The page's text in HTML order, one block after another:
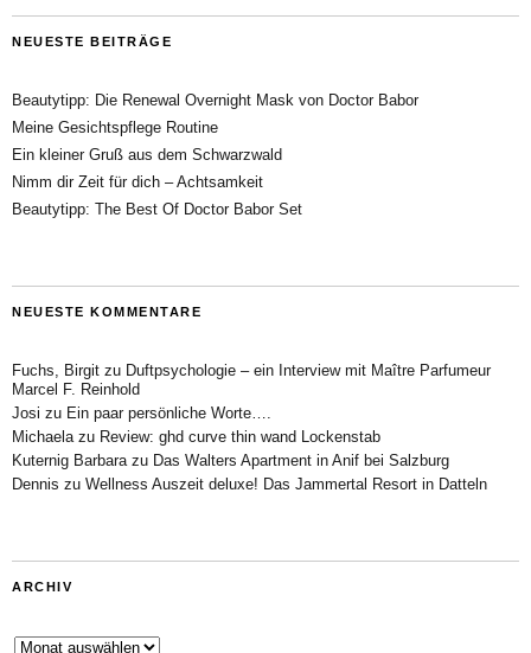
NEUESTE BEITRÄGE
Beautytipp: Die Renewal Overnight Mask von Doctor Babor
Meine Gesichtspflege Routine
Ein kleiner Gruß aus dem Schwarzwald
Nimm dir Zeit für dich – Achtsamkeit
Beautytipp: The Best Of Doctor Babor Set
NEUESTE KOMMENTARE
Fuchs, Birgit zu Duftpsychologie – ein Interview mit Maître Parfumeur
Marcel F. Reinhold
Josi zu Ein paar persönliche Worte….
Michaela zu Review: ghd curve thin wand Lockenstab
Kuternig Barbara zu Das Walters Apartment in Anif bei Salzburg
Dennis zu Wellness Auszeit deluxe! Das Jammertal Resort in Datteln
ARCHIV
Archiv